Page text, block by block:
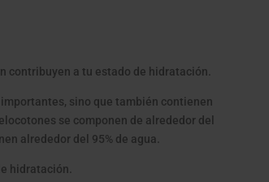
contribuyen a tu estado de hidratación.
sino que también contienen
se componen de alrededor del
alrededor del 95% de agua.
hidratación.